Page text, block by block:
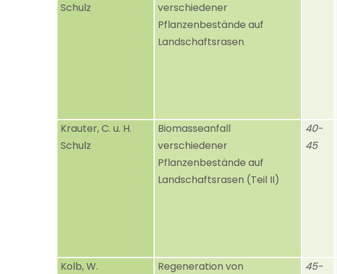
Schulz
verschiedener
Pflanzenbestände auf
Landschaftsrasen
Krauter, C. u. H.
Schulz
Biomasseanfall
verschiedener
Pflanzenbestände auf
Landschaftsrasen (Teil II)
40-
45
Kolb, W.
Regeneration von
45-